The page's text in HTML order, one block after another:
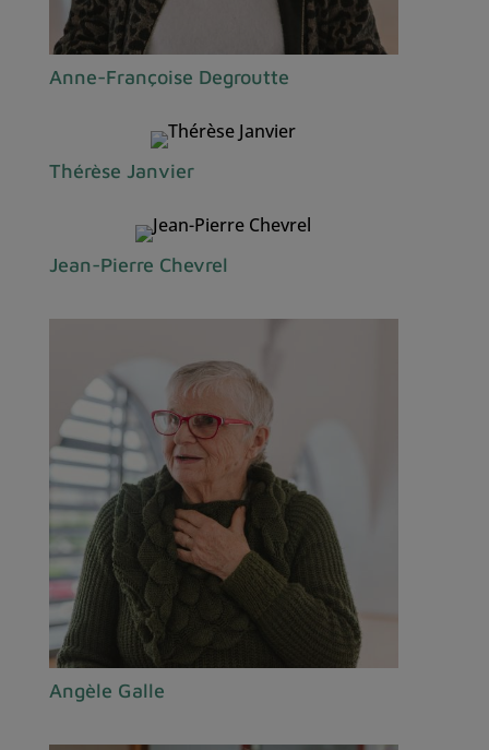
Anne-Françoise Degroutte
Thérèse Janvier
Jean-Pierre Chevrel
Angèle Galle